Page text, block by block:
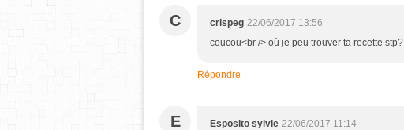
C crispeg 22/06/2017 13:56
coucou<br /> où je peu trouver ta recette stp?
Répondre
E Esposito sylvie 22/06/2017 11:14